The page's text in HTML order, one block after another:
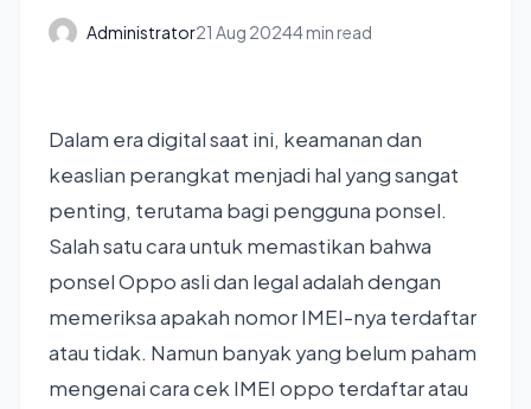
Administrator21 Aug 20244 min read
Dalam era digital saat ini, keamanan dan
keaslian perangkat menjadi hal yang sangat
penting, terutama bagi pengguna ponsel.
Salah satu cara untuk memastikan bahwa
ponsel Oppo asli dan legal adalah dengan
memeriksa apakah nomor IMEI-nya terdaftar
atau tidak. Namun banyak yang belum paham
mengenai cara cek IMEI oppo terdaftar atau